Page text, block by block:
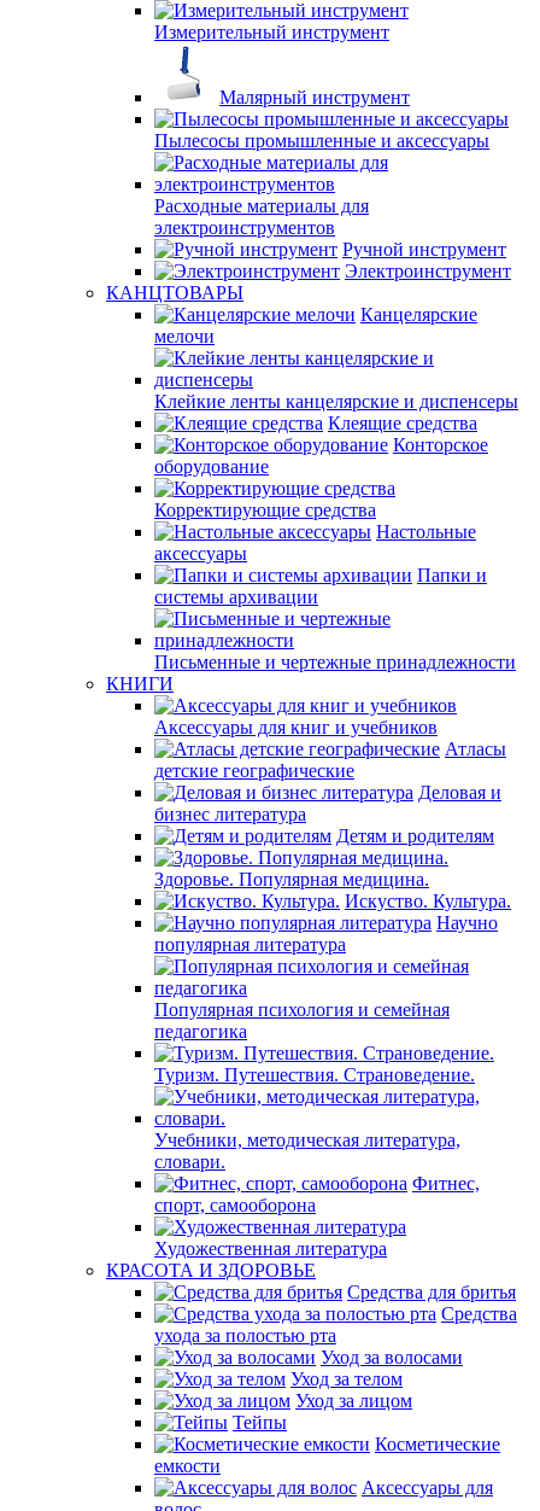
Измерительный инструмент
Малярный инструмент
Пылесосы промышленные и аксессуары
Расходные материалы для
электроинструментов
Ручной инструмент
Электроинструмент
КАНЦТОВАРЫ
Канцелярские
мелочи
Клейкие ленты канцелярские и диспенсеры
Клеящие средства
Конторское
оборудование
Корректирующие средства
Настольные
аксессуары
Папки и
системы архивации
Письменные и чертежные принадлежности
КНИГИ
Аксессуары для книг и учебников
Атласы
детские географические
Деловая и
бизнес литература
Детям и родителям
Здоровье. Популярная медицина.
Искуство. Культура.
Научно
популярная литература
Популярная психология и семейная
педагогика
Туризм. Путешествия. Страноведение.
Учебники, методическая литература,
словари.
Фитнес,
спорт, самооборона
Художественная литература
КРАСОТА И ЗДОРОВЬЕ
Средства для бритья
Средства
ухода за полостью рта
Уход за волосами
Уход за телом
Уход за лицом
Тейпы
Косметические
емкости
Аксессуары для